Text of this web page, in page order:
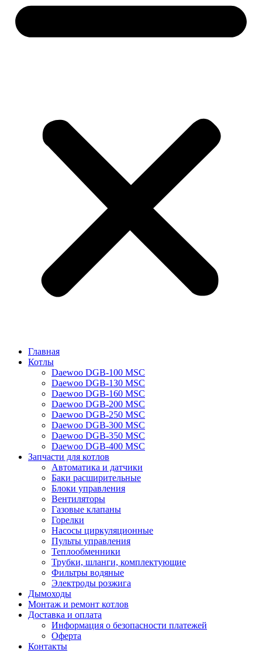
Главная
Котлы
Daewoo DGB-100 MSC
Daewoo DGB-130 MSC
Daewoo DGB-160 MSC
Daewoo DGB-200 MSC
Daewoo DGB-250 MSC
Daewoo DGB-300 MSC
Daewoo DGB-350 MSC
Daewoo DGB-400 MSC
Запчасти для котлов
Автоматика и датчики
Баки расширительные
Блоки управления
Вентиляторы
Газовые клапаны
Горелки
Насосы циркуляционные
Пульты управления
Теплообменники
Трубки, шланги, комплектующие
Фильтры водяные
Электроды розжига
Дымоходы
Монтаж и ремонт котлов
Доставка и оплата
Информация о безопасности платежей
Оферта
Контакты